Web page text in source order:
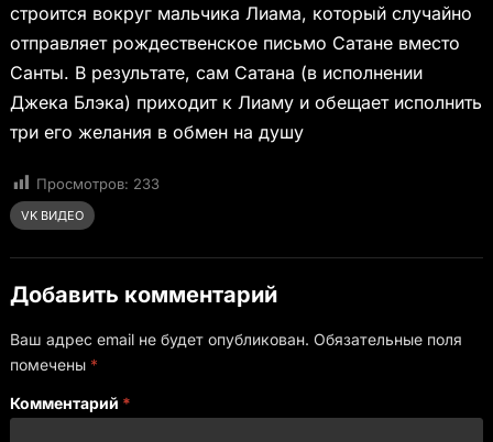
строится вокруг мальчика Лиама, который случайно
отправляет рождественское письмо Сатане вместо
Санты. В результате, сам Сатана (в исполнении
Джека Блэка) приходит к Лиаму и обещает исполнить
три его желания в обмен на душу
Просмотров: 233
VK ВИДЕО
Добавить комментарий
Ваш адрес email не будет опубликован. Обязательные поля
помечены *
Комментарий *